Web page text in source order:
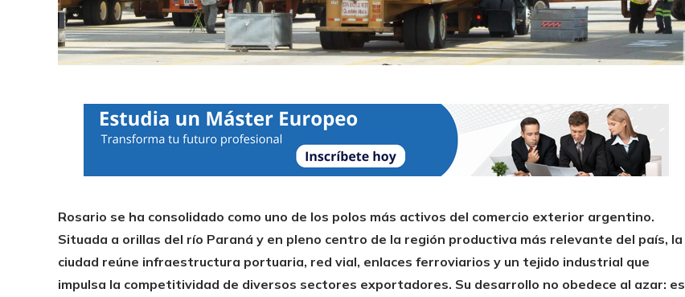
Rosario se ha consolidado como uno de los polos más activos del comercio exterior argentino.
Situada a orillas del río Paraná y en pleno centro de la región productiva más relevante del país, la
ciudad reúne infraestructura portuaria, red vial, enlaces ferroviarios y un tejido industrial que
impulsa la competitividad de diversos sectores exportadores. Su desarrollo no obedece al azar: es